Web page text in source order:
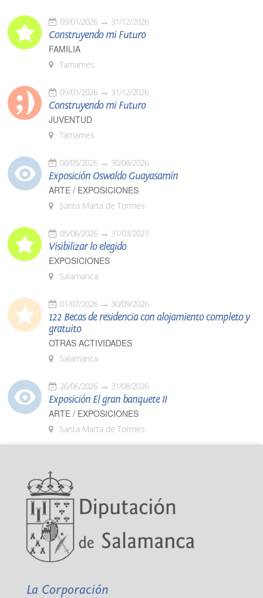
09/01/2026 31/12/2026
Construyendo mi Futuro
FAMILIA
Tamames
09/01/2026 31/12/2026
Construyendo mi Futuro
JUVENTUD
Tamames
08/05/2026 30/08/2026
Exposición Oswaldo Guayasamín
ARTE / EXPOSICIONES
Santa Marta de Tormes
05/06/2026 31/03/2027
Visibilizar lo elegido
EXPOSICIONES
Salamanca
01/07/2026 30/09/2026
122 Becas de residencia con alojamiento completo y
gratuito
OTRAS ACTIVIDADES
Salamanca
26/06/2026 31/08/2026
Exposición El gran banquete II
ARTE / EXPOSICIONES
Santa Marta de Tormes
La Corporación